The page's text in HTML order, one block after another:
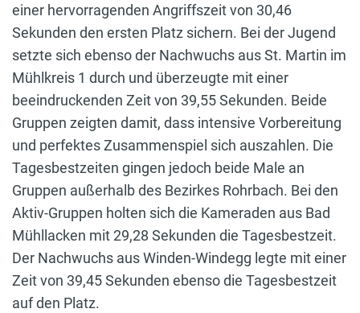
einer hervorragenden Angriffszeit von 30,46
Sekunden den ersten Platz sichern. Bei der Jugend
setzte sich ebenso der Nachwuchs aus St. Martin im
Mühlkreis 1 durch und überzeugte mit einer
beeindruckenden Zeit von 39,55 Sekunden. Beide
Gruppen zeigten damit, dass intensive Vorbereitung
und perfektes Zusammenspiel sich auszahlen. Die
Tagesbestzeiten gingen jedoch beide Male an
Gruppen außerhalb des Bezirkes Rohrbach. Bei den
Aktiv-Gruppen holten sich die Kameraden aus Bad
Mühllacken mit 29,28 Sekunden die Tagesbestzeit.
Der Nachwuchs aus Winden-Windegg legte mit einer
Zeit von 39,45 Sekunden ebenso die Tagesbestzeit
auf den Platz.